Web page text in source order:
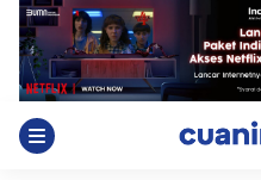
Skip
content